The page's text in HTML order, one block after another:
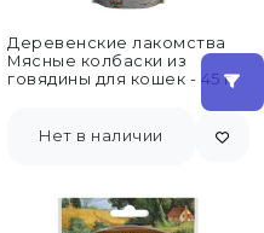
Деревенские лакомства
Мясные колбаски из
говядины для кошек - 45 г
Нет в наличии